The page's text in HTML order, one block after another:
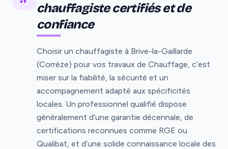
chauffagiste certifiés et de
confiance
Choisir un chauffagiste à Brive-la-Gaillarde
(Corrèze) pour vos travaux de Chauffage, c’est
miser sur la fiabilité, la sécurité et un
accompagnement adapté aux spécificités
locales. Un professionnel qualifié dispose
généralement d’une garantie décennale, de
certifications reconnues comme RGE ou
Qualibat, et d’une solide connaissance locale des